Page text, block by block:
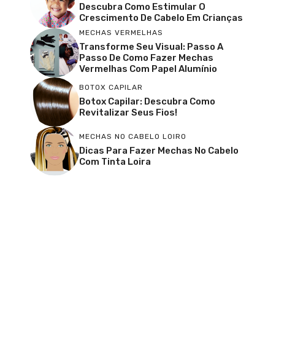
Descubra Como Estimular O
Crescimento De Cabelo Em Crianças
MECHAS VERMELHAS
Transforme Seu Visual: Passo A
Passo De Como Fazer Mechas
Vermelhas Com Papel Alumínio
BOTOX CAPILAR
Botox Capilar: Descubra Como
Revitalizar Seus Fios!
MECHAS NO CABELO LOIRO
Dicas Para Fazer Mechas No Cabelo
Com Tinta Loira